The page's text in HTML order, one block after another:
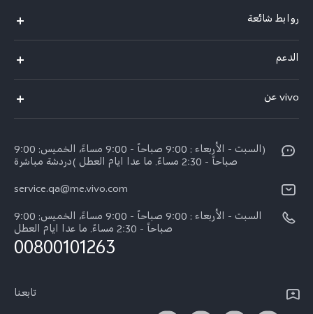
روابط شائعة
X300 (New)
X200 FE (New)
Y39 5G
V50 Lite 5G
V50 5G
الدعم
مركز الخدمة
Funtouch OS
اسعار قطع الغيار
تحديثات النظام
بيان الخصوصية بشأن خدمة العملاء
vivo عن
نبذة عنا
مركز الخصوصية لدى vivo
(السبت - الأربعاء : 9:00 صباحاً - 9:00 مساءً، الخميس: 9:00
صباحاً - 2:30 مساءً. ما عدا ايام العطل )دردشة مباشرة
service.qa@me.vivo.com
السبت - الأربعاء : 9:00 صباحاً - 9:00 مساءً، الخميس: 9:00
صباحاً - 2:30 مساءً. ما عدا ايام العطل
00800101263
تابعنا